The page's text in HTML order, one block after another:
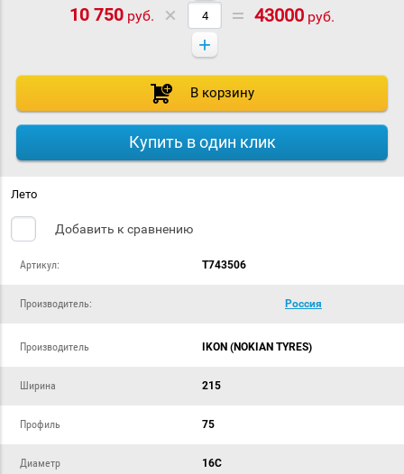
10 750 руб.
+
43000 руб.
В корзину
Купить в один клик
Лето
Добавить к сравнению
Артикул: T743506
Производитель: Россия
Производитель IKON (NOKIAN TYRES)
Ширина 215
Профиль 75
Диаметр 16C